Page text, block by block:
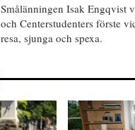
Smålänningen Isak Engqvist
och Centerstudenters förste
resa, sjunga och spexa.